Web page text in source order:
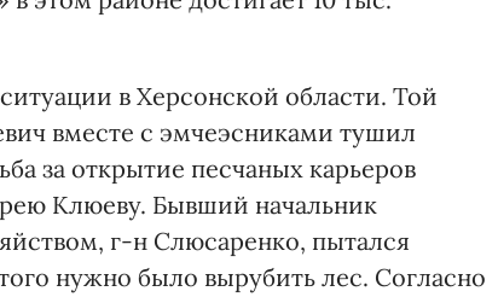
в Херсон­ской области. Той
вместе с эмчеэсниками тушил
за открытие песчаных карьеров
Клюеву. Бывший начальник
г-н Слюсаренко, пытался
нужно было вырубить лес. Согласно